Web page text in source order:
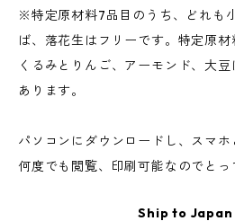
※特定原材料7品目のうち、どれも
ば、落花生はフリーです。特定原材
くるみとりんご、アーモンド、大
あります。
パソコンにダウンロードし、スマ
何度でも閲覧、印刷可能なのでとっ
Ship to